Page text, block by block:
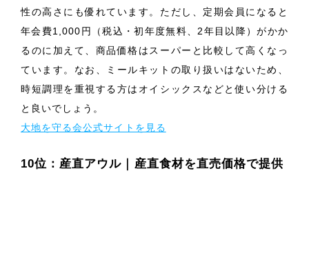
性の高さにも優れています。ただし、定期会員になると
年会費1,000円（税込・初年度無料、2年目以降）がかか
るのに加えて、商品価格はスーパーと比較して高くなっ
ています。なお、ミールキットの取り扱いはないため、
時短調理を重視する方はオイシックスなどと使い分ける
と良いでしょう。
大地を守る会公式サイトを見る
10位：産直アウル｜産直食材を直売価格で提供